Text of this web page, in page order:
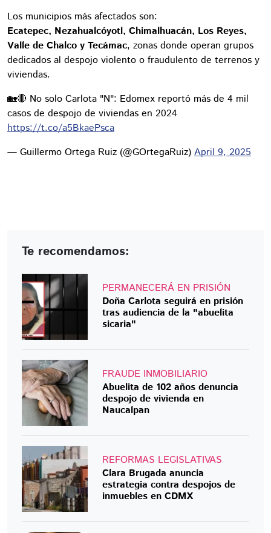
Los municipios más afectados son:
Ecatepec, Nezahualcóyotl, Chimalhuacán, Los Reyes,
Valle de Chalco y Tecámac, zonas donde operan grupos
dedicados al despojo violento o fraudulento de terrenos y
viviendas.
🏡🔴 No solo Carlota "N": Edomex reportó más de 4 mil
casos de despojo de viviendas en 2024
https://t.co/a5BkaePsca
— Guillermo Ortega Ruiz (@GOrtegaRuiz) April 9, 2025
Te recomendamos:
PERMANECERÁ EN PRISIÓN
Doña Carlota seguirá en prisión
tras audiencia de la "abuelita
sicaria"
FRAUDE INMOBILIARIO
Abuelita de 102 años denuncia
despojo de vivienda en
Naucalpan
REFORMAS LEGISLATIVAS
Clara Brugada anuncia
estrategia contra despojos de
inmuebles en CDMX